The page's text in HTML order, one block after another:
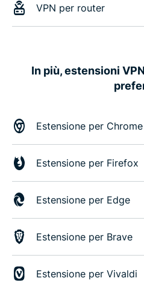
VPN per router
In più, estensioni
Estensione per Chrome
Estensione per Firefox
Estensione per Edge
Estensione per Brave
Estensione per Vivaldi